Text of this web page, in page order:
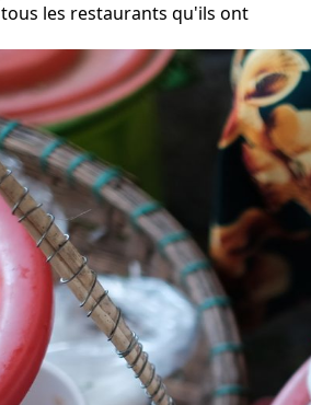
les restaurants qu'ils ont